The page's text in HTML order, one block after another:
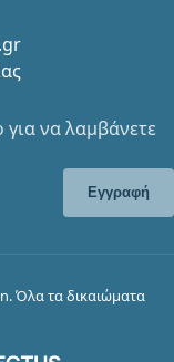
για να λαμβάνετε
Εγγραφή
Όλα τα δικαιώματα